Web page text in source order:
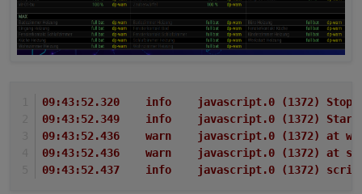
09:43:52.320	info	javascript.0
09:43:52.349	info
09:43:52.436	warn
09:43:52.436	warn	javascript.0
09:43:52.437	info